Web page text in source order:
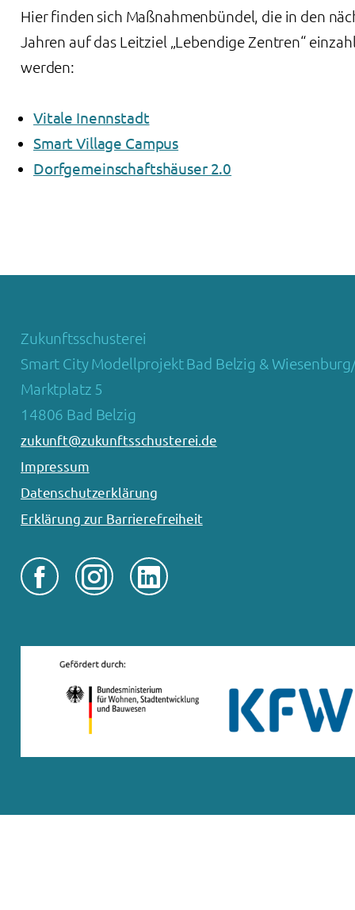
Hier finden sich Maßnahmenbündel, die in den
Jahren auf das Leitziel „Lebendige Zentren“
werden:
Vitale Inennstadt
Smart Village Campus
Dorfgemeinschaftshäuser 2.0
Zukunftsschusterei
Smart City Modellprojekt Bad Belzig &
Marktplatz 5
14806 Bad Belzig
zukunft@zukunftsschusterei.de
Impressum
Datenschutzerklärung
Erklärung zur Barrierefreiheit
  